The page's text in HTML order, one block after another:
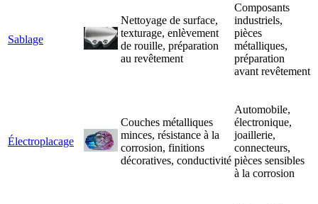
Sablage
Nettoyage de surface,
texturage, enlèvement
de rouille, préparation
au revêtement
Composants
industriels,
pièces
métalliques,
préparation
avant revêtement
Électroplacage
Couches métalliques
minces, résistance à la
corrosion, finitions
décoratives, conductivité
Automobile,
électronique,
joaillerie,
connecteurs,
pièces sensibles
à la corrosion